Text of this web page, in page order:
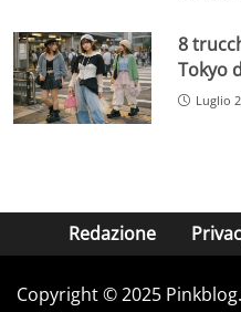
8
Tokyo
Luglio
Redazione
Copyright © 2025